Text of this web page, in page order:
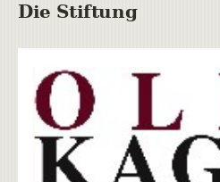
Die Stiftung